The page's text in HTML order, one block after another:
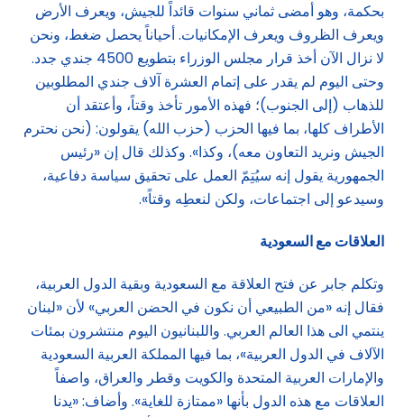
بحكمة، وهو أمضى ثماني سنوات قائداً للجيش، ويعرف الأرض
ويعرف الظروف ويعرف الإمكانيات. أحياناً يحصل ضغط، ونحن
لا نزال الآن أخذ قرار مجلس الوزراء بتطويع 4500 جندي جدد.
وحتى اليوم لم يقدر على إتمام العشرة آلاف جندي المطلوبين
للذهاب (إلى الجنوب)؛ فهذه الأمور تأخذ وقتاً، وأعتقد أن
الأطراف كلها، بما فيها الحزب (حزب الله) يقولون: (نحن نحترم
الجيش ونريد التعاون معه)، وكذا». وكذلك قال إن «رئيس
الجمهورية يقول إنه سيُتِمّ العمل على تحقيق سياسة دفاعية،
وسيدعو إلى اجتماعات، ولكن لنعطِه وقتاً».
العلاقات مع السعودية
وتكلم جابر عن فتح العلاقة مع السعودية وبقية الدول العربية،
فقال إنه «من الطبيعي أن نكون في الحضن العربي» لأن «لبنان
ينتمي الى هذا العالم العربي. واللبنانيون اليوم منتشرون بمئات
الآلاف في الدول العربية»، بما فيها المملكة العربية السعودية
والإمارات العربية المتحدة والكويت وقطر والعراق، واصفاً
العلاقات مع هذه الدول بأنها «ممتازة للغاية». وأضاف: «يدنا